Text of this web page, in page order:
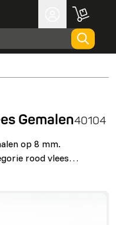
Gemalen40104
op 8 mm.
rood vlees…